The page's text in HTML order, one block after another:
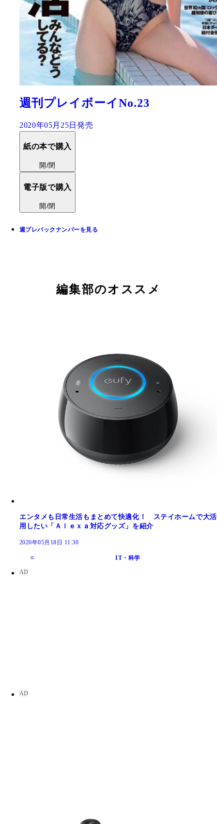
週刊プレイボーイNo.23
2020年05月25日発売
紙の本で購入
開/閉
電子版で購入
開/閉
週プレバックナンバーを見る
編集部のオススメ
エンタメも日常生活もまとめて快適化！ ステイホームで大活
用したい「Ａｌｅｘａ対応グッズ」を紹介
2020年05月18日 11:30
IT・科学